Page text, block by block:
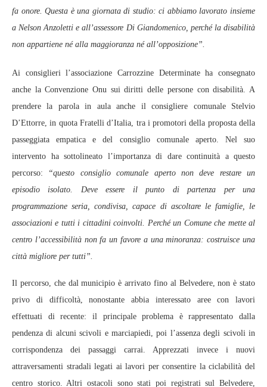
fa onore. Questa è una giornata di studio: ci abbiamo lavorato insieme
a Nelson Anzoletti e all’assessore Di Giandomenico, perché la disabilità
non appartiene né alla maggioranza né all’opposizione”.
Ai consiglieri l’associazione Carrozzine Determinate ha consegnato
anche la Convenzione Onu sui diritti delle persone con disabilità. A
prendere la parola in aula anche il consigliere comunale Stelvio
D’Ettorre, in quota Fratelli d’Italia, tra i promotori della proposta della
passeggiata empatica e del consiglio comunale aperto. Nel suo
intervento ha sottolineato l’importanza di dare continuità a questo
percorso:
“questo consiglio comunale aperto non deve restare un
episodio isolato. Deve essere il punto di partenza per una
programmazione seria, condivisa, capace di ascoltare le famiglie, le
associazioni e tutti i cittadini coinvolti. Perché un Comune che mette al
centro l’accessibilità non fa un favore a una minoranza: costruisce una
città migliore per tutti”.
Il percorso, che dal municipio è arrivato fino al Belvedere, non è stato
privo di difficoltà, nonostante abbia interessato aree con lavori
effettuati di recente: il principale problema è rappresentato dalla
pendenza di alcuni scivoli e marciapiedi, poi l’assenza degli scivoli in
corrispondenza dei passaggi carrai. Apprezzati invece i nuovi
attraversamenti stradali legati ai lavori per consentire la ciclabilità del
centro storico. Altri ostacoli sono stati poi registrati sul Belvedere,